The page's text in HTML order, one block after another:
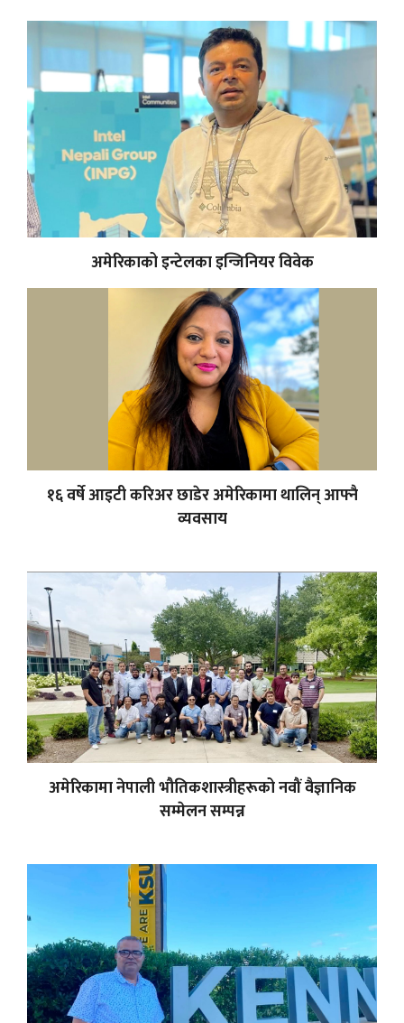
अमेरिकाको इन्टेलका इन्जिनियर विवेक
१६ वर्षे आइटी करिअर छाडेर अमेरिकामा थालिन् आफ्नै
व्यवसाय
अमेरिकामा नेपाली भौतिकशास्त्रीहरूको नवौं वैज्ञानिक
सम्मेलन सम्पन्न